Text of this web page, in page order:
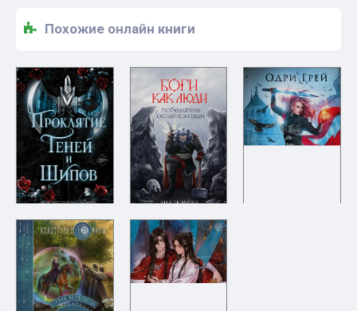
Похожие онлайн книги